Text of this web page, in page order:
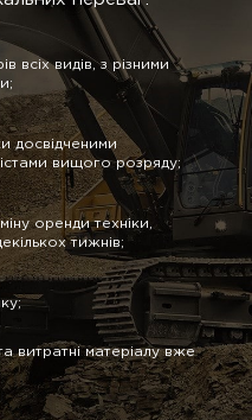
всіх видів, з різними
досвідченими
вищого розряду;
оренди техніки,
тижнів;
витратні матеріалу вже